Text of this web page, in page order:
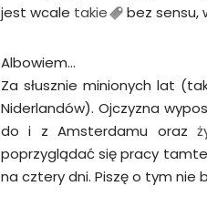
jest wcale takie bez sensu,
Albowiem…
Za słusznie minionych lat
Niderlandów). Ojczyzna
do i z Amsterdamu oraz
poprzyglądać się pracy
na cztery dni. Piszę o tym nie